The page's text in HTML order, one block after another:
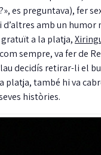
es preguntava), fer
amb un humor
gratuït a la platja,
sempre, va fer de
decidís retirar-li el
platja, també hi va
històries.